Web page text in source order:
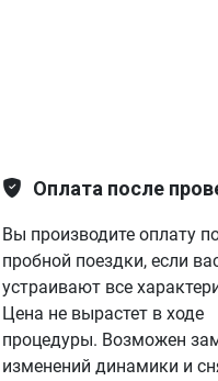
Оплата после
Вы производите оплату
пробной поездки, если
устраивают все
Цена не вырастет в ходе
процедуры. Возможен
изменений динамики и